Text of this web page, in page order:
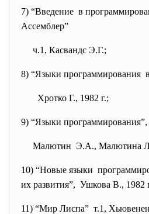
7) “Введение в
Ассемблер”
ч.1, Касвандс Э.Г.;
8) “Языки программирования
Хротко Г., 1982 г.;
9) “Языки программирования”,
Малютин Э.А., Малютина
10) “Новые языки
их развития”, Ушкова В., 1982
11) “Мир Лиспа” т.1,